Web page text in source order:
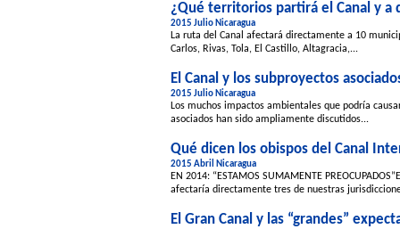
¿Qué territorios partirá el Canal y a
2015 Julio Nicaragua
La ruta del Canal afectará directamente a 10
Carlos, Rivas, Tola, El Castillo, Altagracia,...
El Canal y los subproyectos
2015 Julio Nicaragua
Los muchos impactos ambientales que podría
asociados han sido ampliamente discutidos...
Qué dicen los obispos del Canal
2015 Abril Nicaragua
EN 2014: “ESTAMOS SUMAMENTE
afectaría directamente tres de nuestras
El Gran Canal y las “grandes”